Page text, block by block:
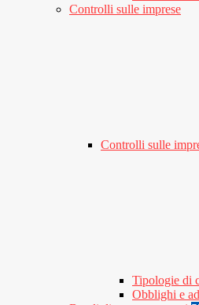
Controlli sulle imprese
Controlli sulle
Tipologie di
Obblighi e